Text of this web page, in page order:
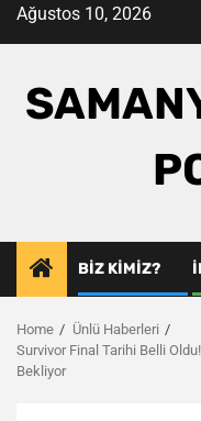
SkipAğustos 10, 2026
BIZ KIMIZ?
Home
Ünlü Haberleri
Survivor Final Tarihi Belli
Bekliyor